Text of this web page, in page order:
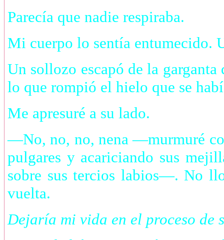
Parecía que nadie respiraba.
Mi cuerpo lo sentía entumecido.
Un sollozo escapó de la
lo que rompió el hielo que se
Me apresuré a su lado.
—No, no, no, nena —murmuré
pulgares y acariciando sus
sobre sus tercios labios—. No
vuelta.
Dejaría mi vida en el proceso de